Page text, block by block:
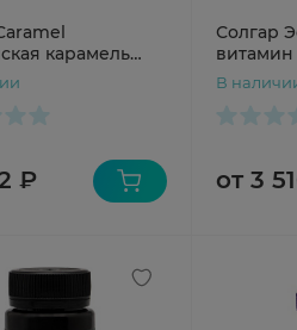
карамель
про-актив С
₽
Солгар
витамин
N100
В
от 3